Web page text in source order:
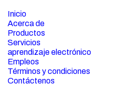
Inicio
Acerca de
Productos
Servicios
aprendizaje electrónico
Empleos
Términos y condiciones
Contáctenos